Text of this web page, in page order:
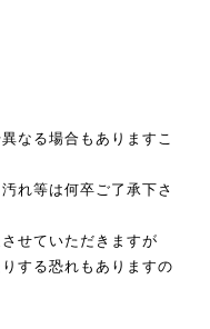
なる場合もありますこ
れ等は何卒ご了承下さ
せていただきますが
する恐れもありますの